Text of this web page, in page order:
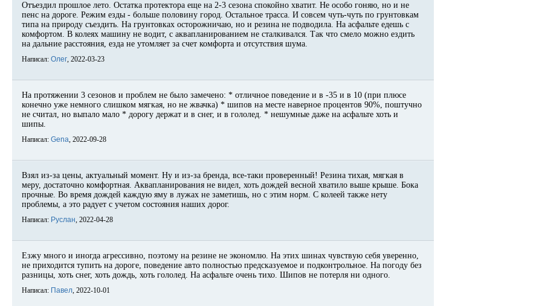
Отъездил прошлое лето. Остатка протектора еще на 2-3 сезона спокойно хватит. Не особо гоняю, но и не
пенс на дороге. Режим езды - больше половину город. Остальное трасса. И совсем чуть-чуть по грунтовкам
типа на природу съездить. На грунтовках осторожничаю, но и резина не подводила. На асфальте едешь с
комфортом. В колеях машину не водит, с аквапланированием не сталкивался. Так что смело можно ездить
на дальние расстояния, езда не утомляет за счет комфорта и отсутствия шума.
Написал: Олег, 2022-03-23
На протяжении 3 сезонов и проблем не было замечено: * отличное поведение и в -35 и в 10 (при плюсе
конечно уже немного слишком мягкая, но не жвачка) * шипов на месте наверное процентов 90%, поштучно
не считал, но выпало мало * дорогу держат и в снег, и в гололед. * нешумные даже на асфальте хоть и
шипы.
Написал: Gena, 2022-09-28
Взял из-за цены, актуальный момент. Ну и из-за бренда, все-таки проверенный! Резина тихая, мягкая в
меру, достаточно комфортная. Аквапланирования не видел, хоть дождей весной хватило выше крыше. Бока
прочные. Во время дождей каждую яму в лужах не заметишь, но с этим норм. С колеей также нету
проблемы, а это радует с учетом состояния наших дорог.
Написал: Руслан, 2022-04-28
Езжу много и иногда агрессивно, поэтому на резине не экономлю. На этих шинах чувствую себя уверенно,
не приходится тупить на дороге, поведение авто полностью предсказуемое и подконтрольное. На погоду без
разницы, хоть снег, хоть дождь, хоть гололед. На асфальте очень тихо. Шипов не потерля ни одного.
Написал: Павел, 2022-10-01